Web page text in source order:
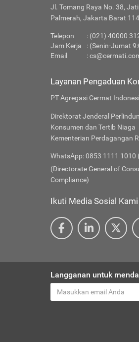
Jl. Tomang Raya No. 38,
Palmerah, Jakarta Barat
Telepon
: (021) 40000
Jam Kerja
: (Senin-Jumat
Email
:
Layanan Pengaduan
PT Agregasi Cermat
Direktorat Jenderal
Konsumen dan Tertib Niaga
Kementerian Perdagangan
WhatsApp: 0853 1111 1010
(Directorate General of
Compliance)
Ikuti Media Sosial Kami
Langganan untuk